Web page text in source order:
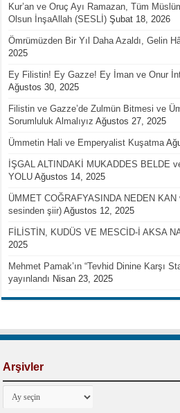
Kur’an ve Oruç Ayı Ramazan, Tüm
Olsun İnşaAllah (SESLİ) Şubat 18, 2026
Ömrümüzden Bir Yıl Daha Azaldı, Gelin
2025
Ey Filistin! Ey Gazze! Ey İman ve Onur
Ağustos 30, 2025
Filistin ve Gazze’de Zulmün Bitmesi ve
Sorumluluk Almalıyız Ağustos 27, 2025
Ümmetin Hali ve Emperyalist Kuşatma
İŞGAL ALTINDAKİ MUKADDES BELDE
YOLU Ağustos 14, 2025
ÜMMET COĞRAFYASINDA NEDEN
sesinden şiir) Ağustos 12, 2025
FİLİSTİN, KUDÜS VE MESCİD-İ AKSA
2025
Mehmet Pamak’ın “Tevhid Dinine Karşı
yayınlandı Nisan 23, 2025
Arşivler
Arşivler